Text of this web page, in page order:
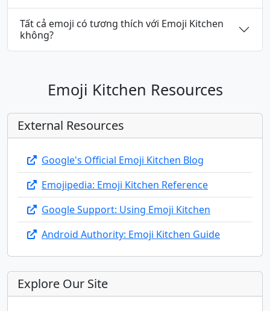
🕵️
🕵️‍♂️ 🕵️‍♀️ 💂 💂‍♂️
💂‍♀️
🥷
👷 👷‍♂️ 👷‍♀️ 🤴
👸
👳‍♂️ 👳‍♀️ 👲 🧕
🤵‍♂️
🤵‍♀️ 👰
🤱
👩‍🍼 👨‍🍼 🧑‍🍼 👼
🎅
🤶
🧑‍🎄 🦸 🦸‍♂️ 🦸‍♀️
🦹‍♂️
🦹‍♀️ 🧙 🧙‍♂️ 🧙‍♀️
🧚
🧚‍♂️
🧚‍♀️ 🧛 🧛‍♂️ 🧛‍♀️
🧜
Tất cả emoji có tương thích với Emoji Kitchen
không?
Emoji Kitchen Resources
External Resources
Google's Official Emoji Kitchen Blog
Emojipedia: Emoji Kitchen Reference
Google Support: Using Emoji Kitchen
Android Authority: Emoji Kitchen Guide
Explore Our Site